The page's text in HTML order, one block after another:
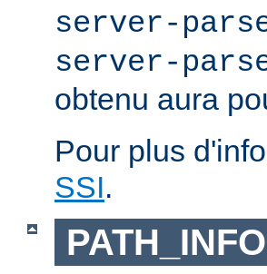
server-
server-
obtenu aura
Pour plus
SSI.